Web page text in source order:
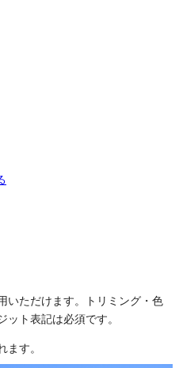
いただけます。トリミング・色
ト表記は必須です。
ます。